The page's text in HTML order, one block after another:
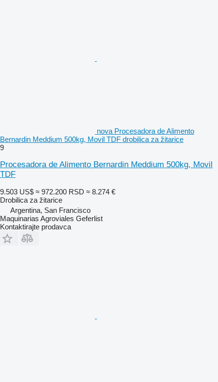
nova Procesadora de Alimento
Bernardin Meddium 500kg, Movil TDF drobilica za žitarice
9
Procesadora de Alimento Bernardin Meddium 500kg, Movil
TDF
9.503 US$ ≈ 972.200 RSD ≈ 8.274 €
Drobilica za žitarice
Argentina, San Francisco
Maquinarias Agroviales Geferlist
Kontaktirajte prodavca